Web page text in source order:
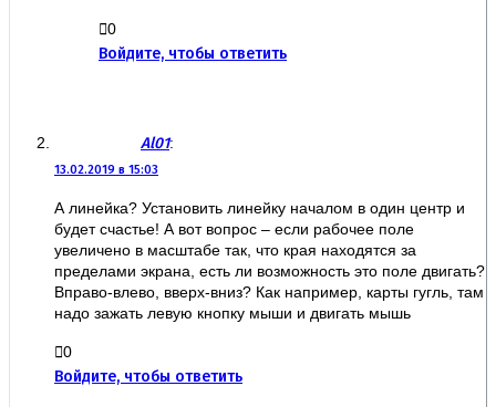
0
Войдите, чтобы ответить
Al01:
13.02.2019 в 15:03
А линейка? Установить линейку началом в один центр и
будет счастье! А вот вопрос – если рабочее поле
увеличено в масштабе так, что края находятся за
пределами экрана, есть ли возможность это поле двигать?
Вправо-влево, вверх-вниз? Как например, карты гугль, там
надо зажать левую кнопку мыши и двигать мышь
0
Войдите, чтобы ответить